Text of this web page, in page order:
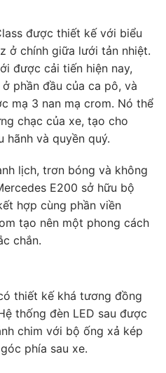
được thiết kế với biểu
ở chính giữa lưới tản nhiệt.
được cải tiến hiện nay,
phần đầu của ca pô, và
mạ 3 nan mạ crom. Nó thể
chạc của xe, tạo cho
hãnh và quyền quý.
lịch, trơn bóng và không
E200 sở hữu bộ
hợp cùng phần viền
tạo nên một phong cách
chắn.
thiết kế khá tương đồng
thống đèn LED sau được
chim với bộ ống xả kép
phía sau xe.